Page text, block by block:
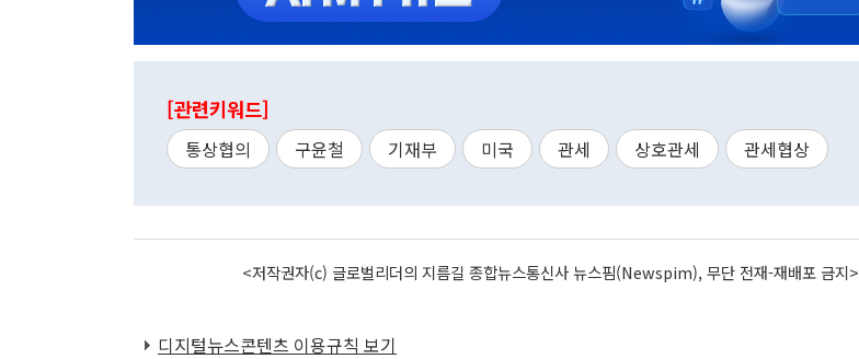
[관련키워드]
통상협의 구윤철 기재부 미국 관세 상호관세 관세협상
<저작권자(c) 글로벌리더의 지름길 종합뉴스통신사 뉴스핌(Newspim), 무단 전재-재배포 금지>
디지털뉴스콘텐츠 이용규칙 보기